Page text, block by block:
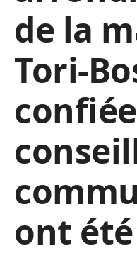
de la
Tori-
ont